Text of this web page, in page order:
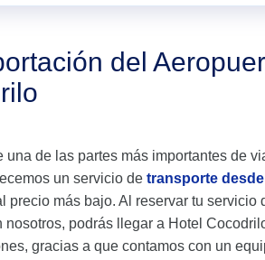
del
una de las partes más importantes de
un servicio de transporte
precio más bajo. Al reservar tu servicio
nosotros, podrás llegar a Hotel
gracias a que contamos con un